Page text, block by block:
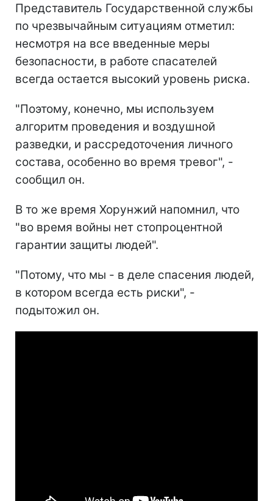
Представитель Государственной службы
по чрезвычайным ситуациям отметил:
несмотря на все введенные меры
безопасности, в работе спасателей
всегда остается высокий уровень риска.
"Поэтому, конечно, мы используем
алгоритм проведения и воздушной
разведки, и рассредоточения личного
состава, особенно во время тревог", -
сообщил он.
В то же время Хорунжий напомнил, что
"во время войны нет стопроцентной
гарантии защиты людей".
"Потому, что мы - в деле спасения людей,
в котором всегда есть риски", -
подытожил он.